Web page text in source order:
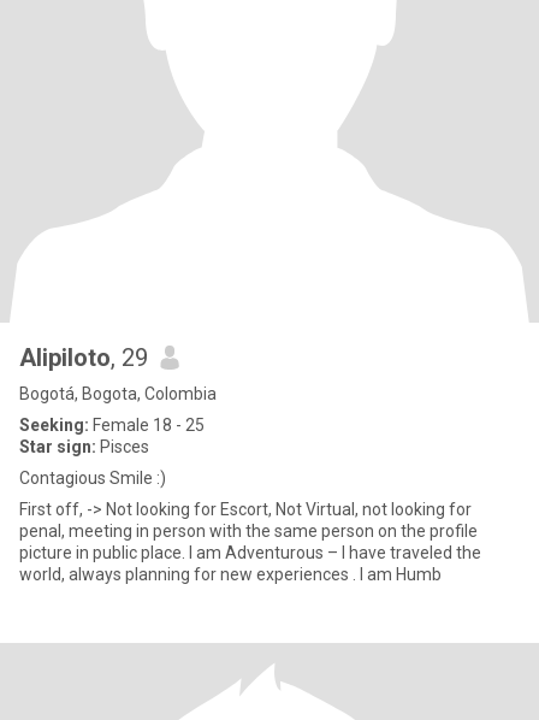
Alipiloto, 29
Bogotá, Bogota, Colombia
Seeking: Female 18 - 25
Star sign: Pisces
Contagious Smile :)
First off, -> Not looking for Escort, Not Virtual, not looking for
penal, meeting in person with the same person on the profile
picture in public place. I am Adventurous – I have traveled the
world, always planning for new experiences . I am Humb